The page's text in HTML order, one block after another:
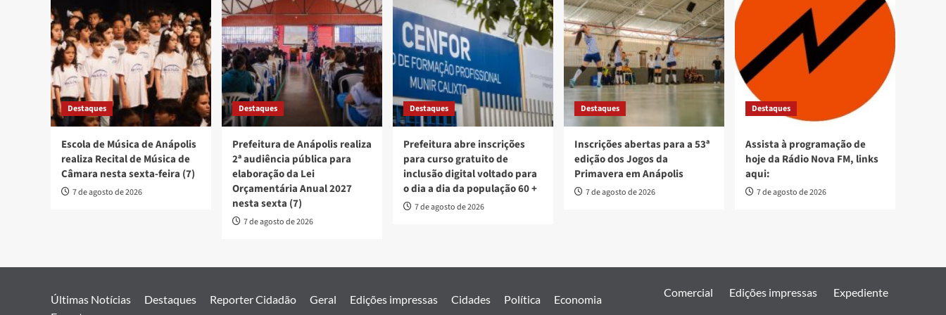
Destaques
Escola de Música de Anápolis
realiza Recital de Música de
Câmara nesta sexta-feira (7)
7 de agosto de 2026
Destaques
Prefeitura de Anápolis realiza
2ª audiência pública para
elaboração da Lei
Orçamentária Anual 2027
nesta sexta (7)
7 de agosto de 2026
Destaques
Prefeitura abre inscrições
para curso gratuito de
inclusão digital voltado para
o dia a dia da população 60 +
7 de agosto de 2026
Destaques
Inscrições abertas para a 53ª
edição dos Jogos da
Primavera em Anápolis
7 de agosto de 2026
Destaques
Assista à programação de
hoje da Rádio Nova FM, links
aqui:
7 de agosto de 2026
Últimas Notícias Destaques Reporter Cidadão Geral Edições impressas Cidades Política
Economia
Comercial Edições impressas Expediente